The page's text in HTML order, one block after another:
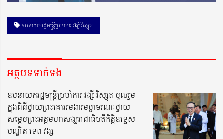
ឧបនាយករដ្ឋមន្រ្តីប្រចាំការ វង្សី វិស្សុត
អត្ថបទទាក់ទង
ឧបនាយករដ្ឋមន្រ្តីប្រចាំការ វង្សី វិស្សុត ចូលរួម
ក្នុងពិធីថ្វាយព្រះគោររមងារមច្ឆាមរណៈថ្វាយ
សម្ដេចព្រះអគ្គមហាសង្ឃរាជាធិបតីកិត្តិឧទ្ទេស
បណ្ឌិត ទេព វង្ស